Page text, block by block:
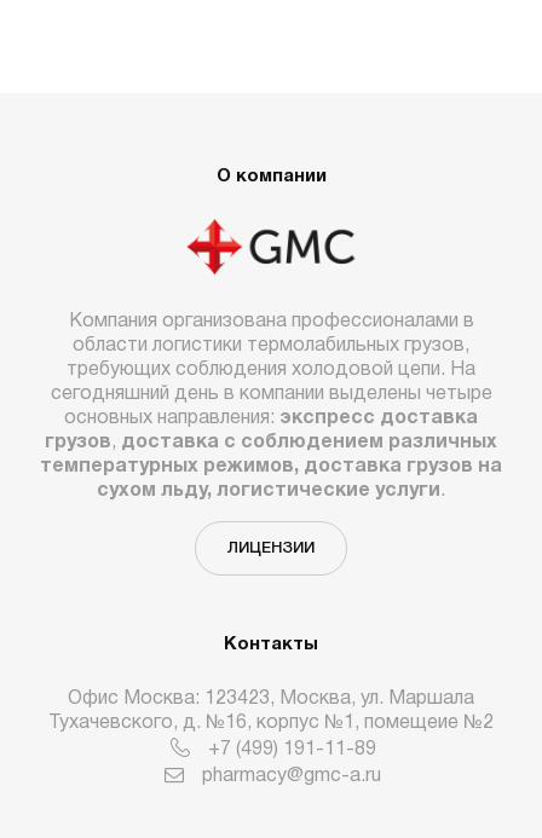
О компании
Компания организована профессионалами в
области логистики термолабильных грузов,
требующих соблюдения холодовой цепи. На
сегодняшний день в компании выделены четыре
основных направления: экспресс доставка
грузов, доставка с соблюдением различных
температурных режимов, доставка грузов на
сухом льду, логистические услуги .
ЛИЦЕНЗИИ
Контакты
Офис Москва: 123423, Москва, ул. Маршала
Тухачевского, д. №16, корпус №1, помещеие №2
+7 (499) 191-11-89
pharmacy@gmc-a.ru